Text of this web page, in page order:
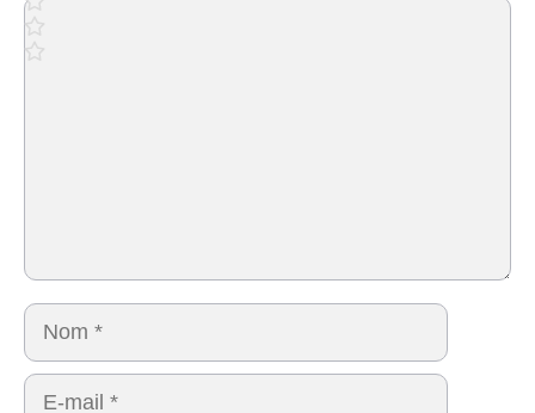
Commentaire
Nom
E-